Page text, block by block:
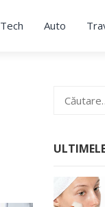
Tech Auto
după: